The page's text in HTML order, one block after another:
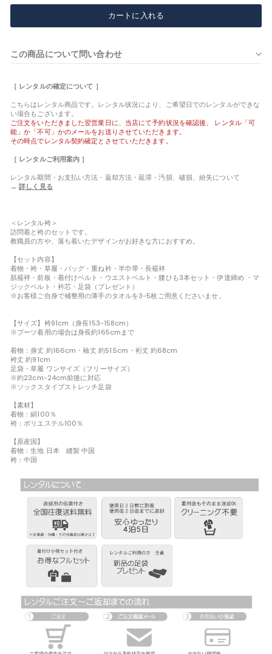
カートに入れる
この商品について問い合わせ
［ レンタルの確定について ］
こちらはレンタル商品です。レンタル状況により、ご希望日でのレンタルができな
い場合もございます。
ご注文をいただきました翌営業日に、当店にて予約状況を確認後、 レンタル「可
能」か「不可」かのメールをお送りさせていただきます。
その時点でレンタル契約確定とさせていただきます。
［ レンタルご利用案内 ］
レンタル期間・お支払い方法・返却方法・延滞・汚損、破損、紛失について
→ 詳しく見る
＜レンタル袴＞
訪問着と袴のセットです。
教職員の方や、落ち着いたデザインがお好きな方におすすめ。
【セット内容】
着物・袴・草履・バッグ・重ね衿・半巾帯・長襦袢
肌襦袢・前板・着付けベルト・ウエストベルト・腰ひも3本セット・伊達締め ・マ
ジックベルト・衿芯・足袋（プレゼント）
※お客様ご自身で補整用の薄手のタオルを3-5枚ご用意くださいませ。
【サイズ】袴91cm（身長153-158cm）
※ブーツ着用の場合は身長約165cmまで
着物：身丈 約166cm・袖丈 約51.5cm・裄丈 約68cm
袴丈 約91cm
足袋・草履 ワンサイズ（フリーサイズ）
※約23cm-24cm前後に対応
※ソックスタイプストレッチ足袋
【素材】
着物：絹100％
袴：ポリエステル100％
【原産国】
着物：生地 日本 縫製 中国
袴：中国